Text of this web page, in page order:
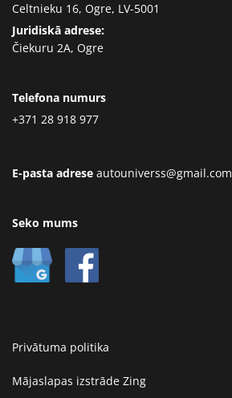
Celtnieku 16, Ogre, LV-5001
Juridiskā adrese:
Čiekuru 2A, Ogre
Telefona numurs
+371 28 918 977
E-pasta adrese autouniverss@gmail.com
Seko mums
Privātuma politika
Mājaslapas izstrāde Zing